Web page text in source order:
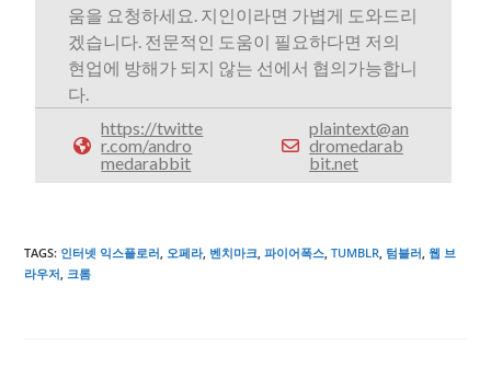
움을 요청하세요. 지인이라면 가볍게 도와드리
겠습니다. 전문적인 도움이 필요하다면 저의
현업에 방해가 되지 않는 선에서 협의가능합니
다.
https://twitte
r.com/andro
medarabbit
plaintext@an
dromedarab
bit.net
TAGS: 인터넷 익스플로러, 오페라, 벤치마크, 파이어폭스, TUMBLR, 텀블러, 웹 브
라우저, 크롬